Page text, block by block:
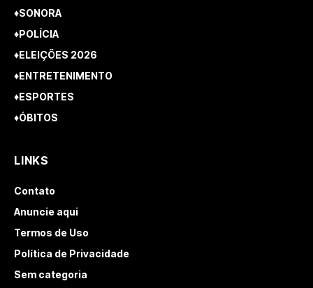
♦SONORA
♦POLÍCIA
♦ELEIÇÕES 2026
♦ENTRETENIMENTO
♦ESPORTES
♦ÓBITOS
LINKS
Contato
Anuncie aqui
Termos de Uso
Política de Privacidade
Sem categoria